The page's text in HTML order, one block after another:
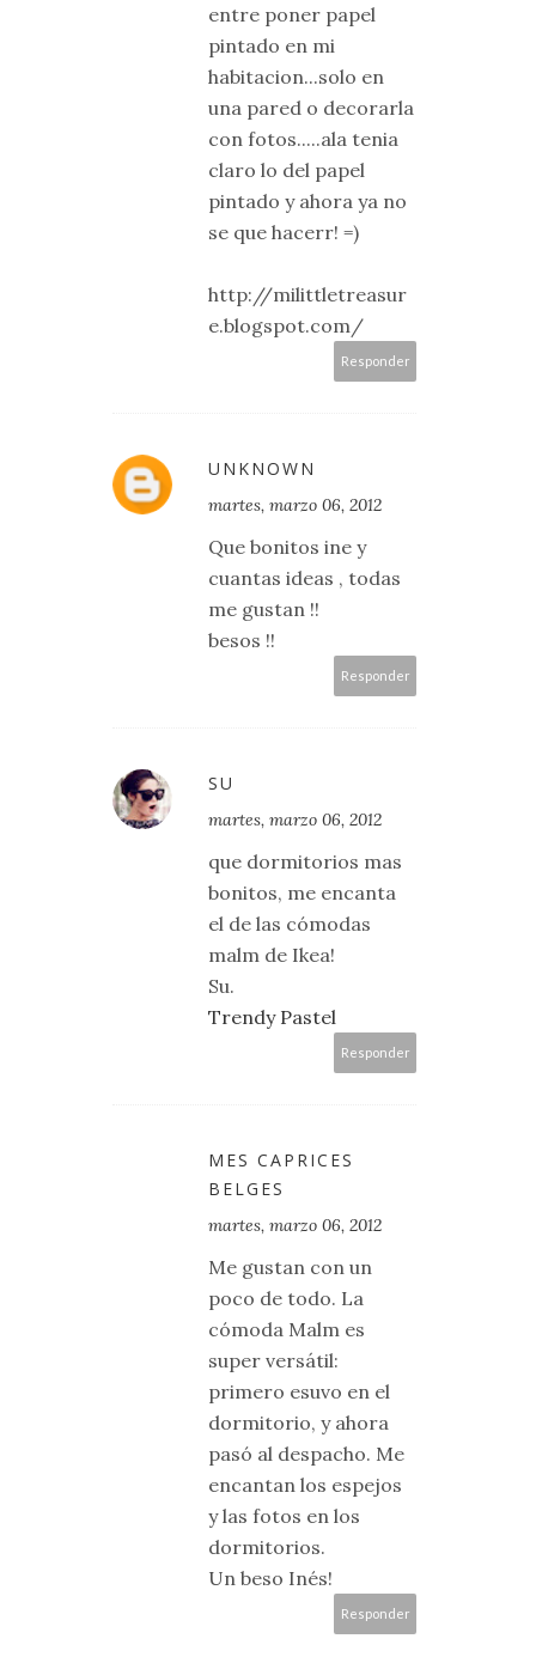
entre poner papel
pintado en mi
habitacion...solo en
una pared o decorarla
con fotos.....ala tenia
claro lo del papel
pintado y ahora ya no
se que hacerr! =)
http://milittletreasur
e.blogspot.com/
Responder
UNKNOWN
martes, marzo 06, 2012
Que bonitos ine y
cuantas ideas , todas
me gustan !!
besos !!
Responder
SU
martes, marzo 06, 2012
que dormitorios mas
bonitos, me encanta
el de las cómodas
malm de Ikea!
Su.
Trendy Pastel
Responder
MES CAPRICES
BELGES
martes, marzo 06, 2012
Me gustan con un
poco de todo. La
cómoda Malm es
super versátil:
primero esuvo en el
dormitorio, y ahora
pasó al despacho. Me
encantan los espejos
y las fotos en los
dormitorios.
Un beso Inés!
Responder